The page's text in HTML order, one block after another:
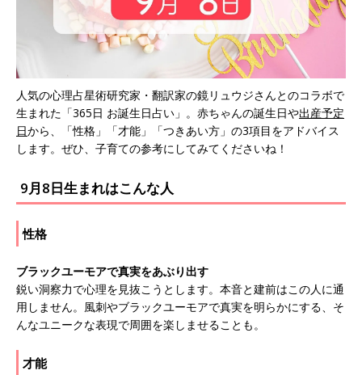
人気の心理占星術研究家・翻訳家の鏡リュウジさんとのコラボで
生まれた「365日 お誕生日占い」。赤ちゃんの誕生日や出産予定
日から、「性格」「才能」「つきあい方」の3項目をアドバイス
します。ぜひ、子育ての参考にしてみてくださいね！
9月8日生まれはこんな人
性格
ブラックユーモアで真実をあぶり出す
鋭い洞察力で心理を見抜こうとします。本音と建前はこの人に通
用しません。風刺やブラックユーモアで真実を明らかにする、そ
んなユニークな表現で周囲を楽しませることも。
才能